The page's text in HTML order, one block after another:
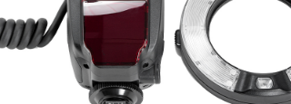
电源及配件